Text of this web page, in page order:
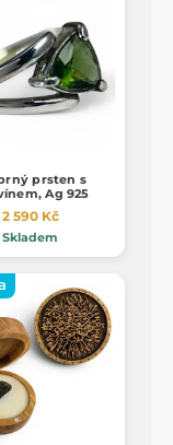
prsten s
Ag 925
2 590 Kč
Skladem